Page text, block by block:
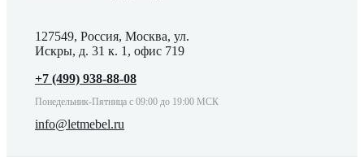
127549, Россия, Москва, ул.
Искры, д. 31 к. 1, офис 719
+7 (499) 938-88-08
Понедельник-Пятница с 09:00 до 19:00 МСК
info@letmebel.ru